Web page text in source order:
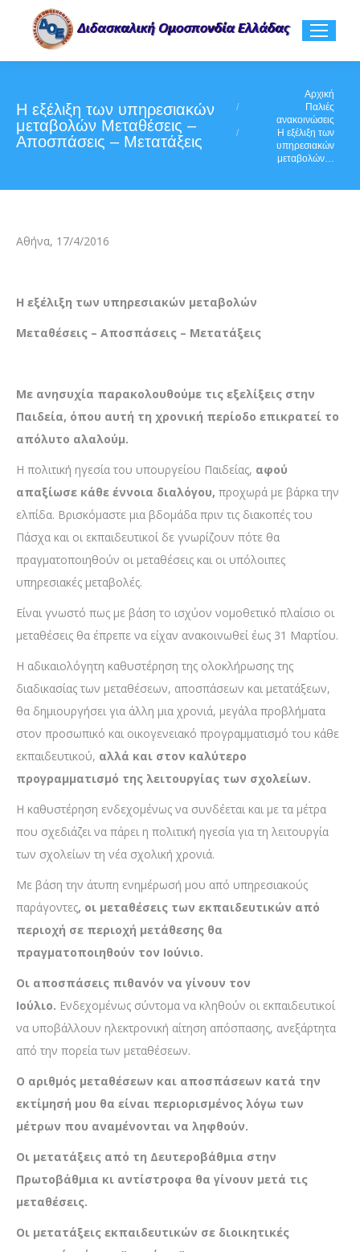
Η εξέλιξη των υπηρεσιακών
μεταβολών Μεταθέσεις –
Αποσπάσεις – Μετατάξεις
Αρχική
Παλιές
ανακοινώσεις
Η εξέλιξη των
υπηρεσιακών
μεταβολών…
Αθήνα, 17/4/2016
Η εξέλιξη των υπηρεσιακών μεταβολών
Μεταθέσεις – Αποσπάσεις – Μετατάξεις
Με ανησυχία παρακολουθούμε τις εξελίξεις στην
Παιδεία, όπου αυτή τη χρονική περίοδο επικρατεί το
απόλυτο αλαλούμ.
Η πολιτική ηγεσία του υπουργείου Παιδείας, αφού
απαξίωσε κάθε έννοια διαλόγου, προχωρά με βάρκα την
ελπίδα. Βρισκόμαστε μια βδομάδα πριν τις διακοπές του
Πάσχα και οι εκπαιδευτικοί δε γνωρίζουν πότε θα
πραγματοποιηθούν οι μεταθέσεις και οι υπόλοιπες
υπηρεσιακές μεταβολές.
Είναι γνωστό πως με βάση το ισχύον νομοθετικό πλαίσιο οι
μεταθέσεις θα έπρεπε να είχαν ανακοινωθεί έως 31 Μαρτίου.
Η αδικαιολόγητη καθυστέρηση της ολοκλήρωσης της
διαδικασίας των μεταθέσεων, αποσπάσεων και μετατάξεων,
θα δημιουργήσει για άλλη μια χρονιά, μεγάλα προβλήματα
στον προσωπικό και οικογενειακό προγραμματισμό του κάθε
εκπαιδευτικού, αλλά και στον καλύτερο
προγραμματισμό της λειτουργίας των σχολείων.
Η καθυστέρηση ενδεχομένως να συνδέεται και με τα μέτρα
που σχεδιάζει να πάρει η πολιτική ηγεσία για τη λειτουργία
των σχολείων τη νέα σχολική χρονιά.
Με βάση την άτυπη ενημέρωσή μου από υπηρεσιακούς
παράγοντες, οι μεταθέσεις των εκπαιδευτικών από
περιοχή σε περιοχή μετάθεσης θα
πραγματοποιηθούν τον Ιούνιο.
Οι αποσπάσεις πιθανόν να γίνουν τον
Ιούλιο. Ενδεχομένως σύντομα να κληθούν οι εκπαιδευτικοί
να υποβάλλουν ηλεκτρονική αίτηση απόσπασης, ανεξάρτητα
από την πορεία των μεταθέσεων.
Ο αριθμός μεταθέσεων και αποσπάσεων κατά την
εκτίμησή μου θα είναι περιορισμένος λόγω των
μέτρων που αναμένονται να ληφθούν.
Οι μετατάξεις από τη Δευτεροβάθμια στην
Πρωτοβάθμια κι αντίστροφα θα γίνουν μετά τις
μεταθέσεις.
Οι μετατάξεις εκπαιδευτικών σε διοικητικές